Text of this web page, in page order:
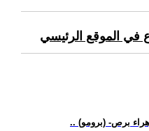
في الموقع الرئيسي
برص